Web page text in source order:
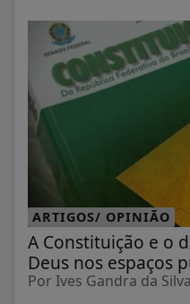
ARTIGOS/ OPINIÃO
A Constituição e o
Deus nos espaços
Por Ives Gandra da